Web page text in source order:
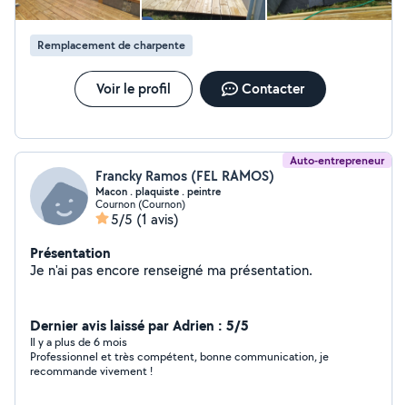
Remplacement de charpente
Voir le profil Contacter
Auto-entrepreneur
Francky Ramos (FEL RAMOS)
Macon . plaquiste . peintre
Cournon (Cournon)
5/5 (1 avis)
Présentation
Je n'ai pas encore renseigné ma présentation.
Dernier avis laissé par Adrien : 5/5
Il y a plus de 6 mois
Professionnel et très compétent, bonne communication, je
recommande vivement !